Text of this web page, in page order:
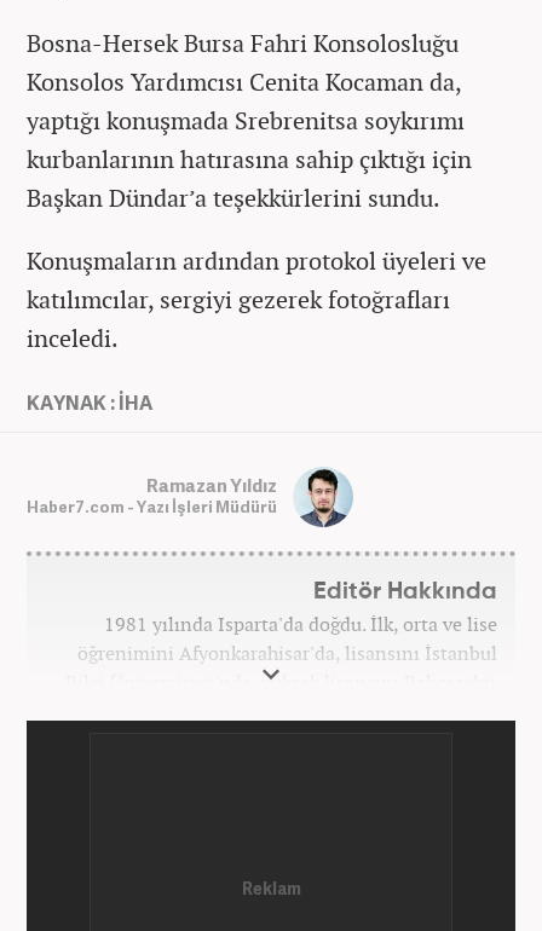
Bosna-Hersek Bursa Fahri Konsolosluğu
Konsolos Yardımcısı Cenita Kocaman da,
yaptığı konuşmada Srebrenitsa soykırımı
kurbanlarının hatırasına sahip çıktığı için
Başkan Dündar’a teşekkürlerini sundu.
Konuşmaların ardından protokol üyeleri ve
katılımcılar, sergiyi gezerek fotoğrafları
inceledi.
KAYNAK : İHA
Ramazan Yıldız
Haber7.com - Yazı İşleri Müdürü
Editör Hakkında
1981 yılında Isparta'da doğdu. İlk, orta ve lise
öğrenimini Afyonkarahisar'da, lisansını İstanbul
Bilgi Üniversitesi'nde, yüksek lisansını Bahçeşehir
Haber7’de gece editörlüğüne başladı. Halen